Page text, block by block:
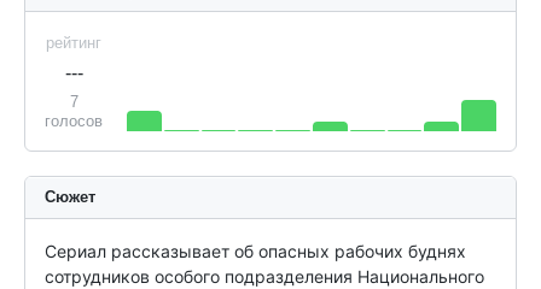
рейтинг
---
7
голосов
Сюжет
Сериал рассказывает об опасных рабочих буднях
сотрудников особого подразделения Национального